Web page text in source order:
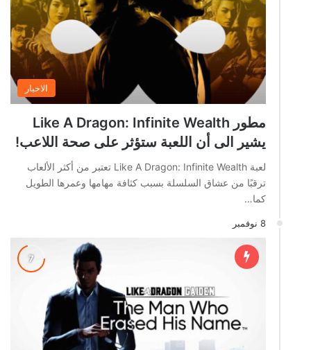
الاخبار
مطور Like A Dragon: Infinite Wealth
يشير الى أن اللعبة ستؤثر على صحة اللاعب!
لعبة Like A Dragon: Infinite Wealth تعتبر من أكثر الألعاب
ترقبًا من عشاق السلسلة بسبب كثافة مهامها وعمرها الطويل
كما…
8 نوفمبر